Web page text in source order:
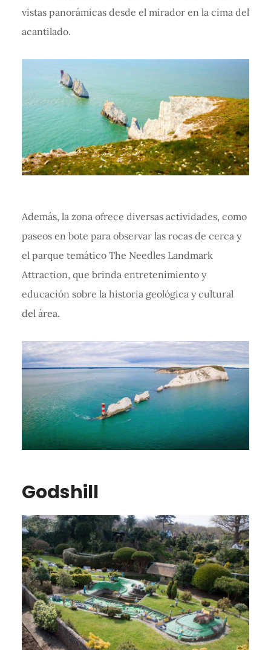
vistas panorámicas desde el mirador en la cima del
acantilado.
Además, la zona ofrece diversas actividades, como
paseos en bote para observar las rocas de cerca y
el parque temático The Needles Landmark
Attraction, que brinda entretenimiento y
educación sobre la historia geológica y cultural
del área.
Godshill